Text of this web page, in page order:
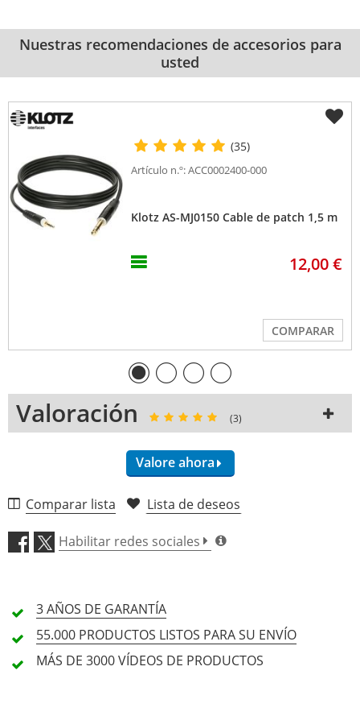
Nuestras recomendaciones de accesorios para
usted
(35)
Artículo n.º: ACC0002400-000
Klotz AS-MJ0150 Cable de patch 1,5 m
12,00 €
COMPARAR
Valoración (3)
Valore ahora
Equipos (5,0)
Operación (5,0)
Precio/Rendimiento (5,0)
Comparar lista Lista de deseos
Habilitar redes sociales
3 AÑOS DE GARANTÍA
55.000 PRODUCTOS LISTOS PARA SU ENVÍO
MÁS DE 3000VÍDEOS DE PRODUCTOS